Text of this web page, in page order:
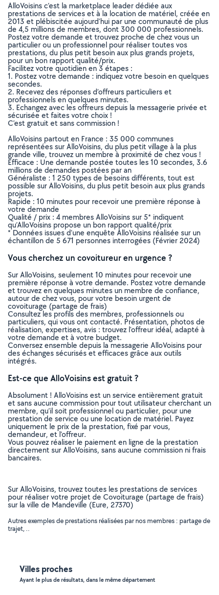
AlloVoisins c’est la marketplace leader dédiée aux
prestations de services et à la location de matériel, créée en
2013 et plébiscitée aujourd’hui par une communauté de plus
de 4,5 millions de membres, dont 300 000 professionnels.
Postez votre demande et trouvez proche de chez vous un
particulier ou un professionnel pour réaliser toutes vos
prestations, du plus petit besoin aux plus grands projets,
pour un bon rapport qualité/prix.
Facilitez votre quotidien en 3 étapes :
1. Postez votre demande : indiquez votre besoin en quelques
secondes.
2. Recevez des réponses d’offreurs particuliers et
professionnels en quelques minutes.
3. Echangez avec les offreurs depuis la messagerie privée et
sécurisée et faites votre choix !
C’est gratuit et sans commission !
AlloVoisins partout en France : 35 000 communes
représentées sur AlloVoisins, du plus petit village à la plus
grande ville, trouvez un membre à proximité de chez vous !
Efficace : Une demande postée toutes les 10 secondes, 3.6
millions de demandes postées par an
Généraliste : 1 250 types de besoins différents, tout est
possible sur AlloVoisins, du plus petit besoin aux plus grands
projets.
Rapide : 10 minutes pour recevoir une première réponse à
votre demande
Qualité / prix : 4 membres AlloVoisins sur 5* indiquent
qu’AlloVoisins propose un bon rapport qualité/prix
* Données issues d’une enquête AlloVoisins réalisée sur un
échantillon de 5 671 personnes interrogées (Février 2024)
Vous cherchez un covoitureur en urgence ?
Sur AlloVoisins, seulement 10 minutes pour recevoir une
première réponse à votre demande. Postez votre demande
et trouvez en quelques minutes un membre de confiance,
autour de chez vous, pour votre besoin urgent de
covoiturage (partage de frais)
Consultez les profils des membres, professionnels ou
particuliers, qui vous ont contacté. Présentation, photos de
réalisation, expertises, avis : trouvez l'offreur idéal, adapté à
votre demande et à votre budget.
Conversez ensemble depuis la messagerie AlloVoisins pour
des échanges sécurisés et efficaces grâce aux outils
intégrés.
Est-ce que AlloVoisins est gratuit ?
Absolument ! AlloVoisins est un service entièrement gratuit
et sans aucune commission pour tout utilisateur cherchant un
membre, qu’il soit professionnel ou particulier, pour une
prestation de service ou une location de matériel. Payez
uniquement le prix de la prestation, fixé par vous,
demandeur, et l’offreur.
Vous pouvez réaliser le paiement en ligne de la prestation
directement sur AlloVoisins, sans aucune commission ni frais
bancaires.
Sur AlloVoisins, trouvez toutes les prestations de services
pour réaliser votre projet de Covoiturage (partage de frais)
sur la ville de Mandeville (Eure, 27370)
Autres exemples de prestations réalisées par nos membres : partage de
trajet, ..
Villes proches
Ayant le plus de résultats, dans le même département